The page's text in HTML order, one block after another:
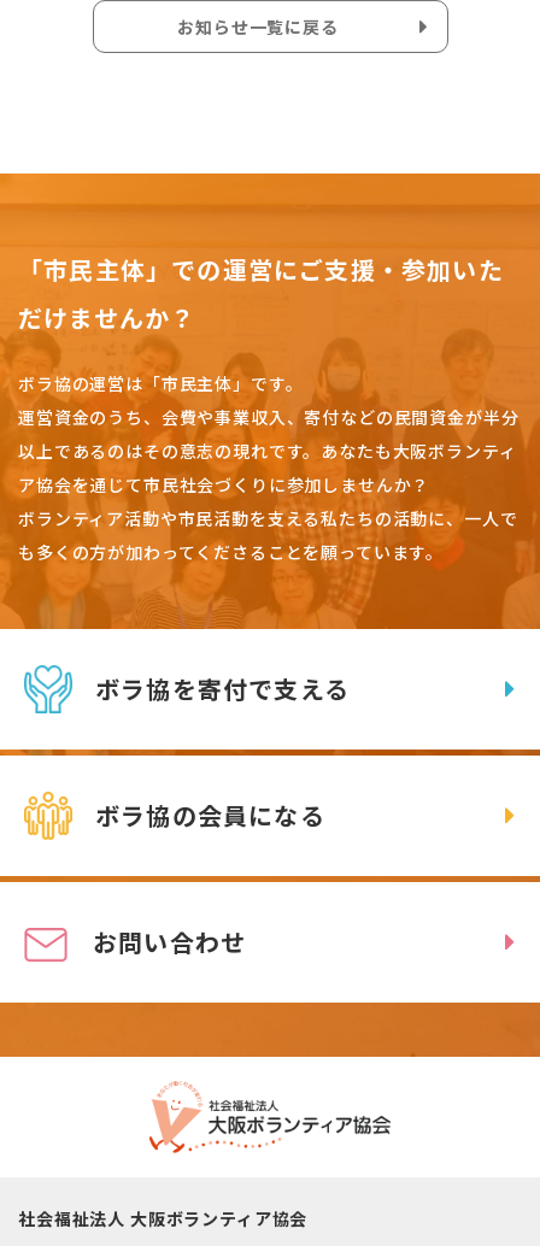
お知らせ一覧に戻る
「市民主体」での運営にご支援・参加いた
だけませんか？
ボラ協の運営は「市民主体」です。
運営資金のうち、会費や事業収入、寄付などの民間資金が半分
以上であるのはその意志の現れです。 あなたも大阪ボランティ
ア協会を通じて市民社会づくりに参加しませんか？
ボランティア活動や市民活動を支える私たちの活動に、一人で
も多くの方が加わってくださることを願っています。
ボラ協を寄付で支える
ボラ協の会員になる
お問い合わせ
社会福祉法人 大阪ボランティア協会